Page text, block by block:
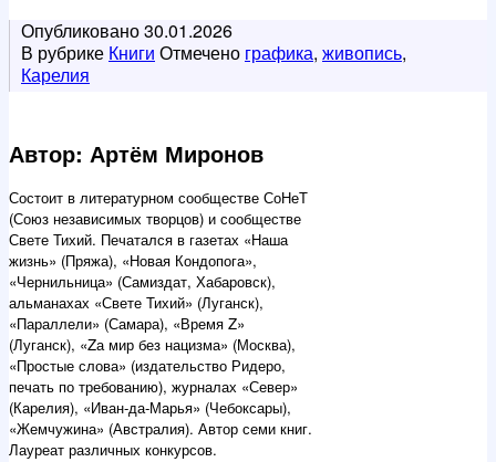
Опубликовано30.01.2026
В рубрике Книги Отмечено графика, живопись,
Карелия
Автор: Артём Миронов
Состоит в литературном сообществе СоНеТ
(Союз независимых творцов) и сообществе
Свете Тихий. Печатался в газетах «Наша
жизнь» (Пряжа), «Новая Кондопога»,
«Чернильница» (Самиздат, Хабаровск),
альманахах «Свете Тихий» (Луганск),
«Параллели» (Самара), «Время Z»
(Луганск), «Zа мир без нацизма» (Москва),
«Простые слова» (издательство Ридеро,
печать по требованию), журналах «Север»
(Карелия), «Иван-да-Марья» (Чебоксары),
«Жемчужина» (Австралия). Автор семи книг.
Лауреат различных конкурсов.